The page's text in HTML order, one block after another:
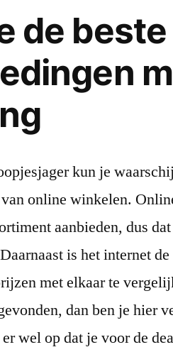
de beste
kun je
online winkelen.
aanbieden, dus
is het internet
met elkaar te
dan ben je hier
wel op dat je voor de